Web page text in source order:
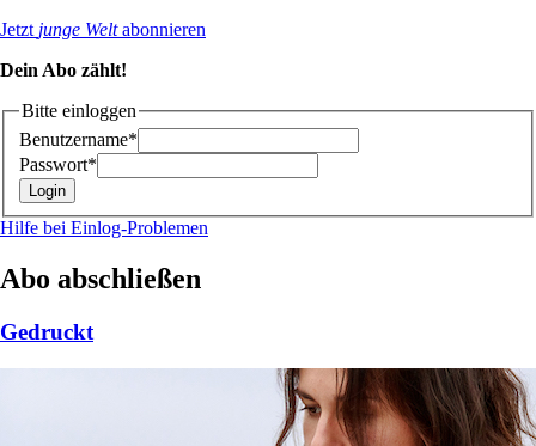
Jetzt junge Weltabonnieren
Dein Abo zählt!
Bitte einloggen
Benutzername*
Passwort*
Hilfe bei Einlog-Problemen
Abo abschließen
Gedruckt